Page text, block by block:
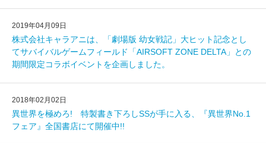
2019年04月09日
株式会社キャラアニは、「劇場版 幼女戦記」大ヒット記念とし
てサバイバルゲームフィールド「AIRSOFT ZONE DELTA」との
期間限定コラボイベントを企画しました。
2018年02月02日
異世界を極めろ! 特製書き下ろしSSが手に入る、『異世界No.1
フェア』全国書店にて開催中!!